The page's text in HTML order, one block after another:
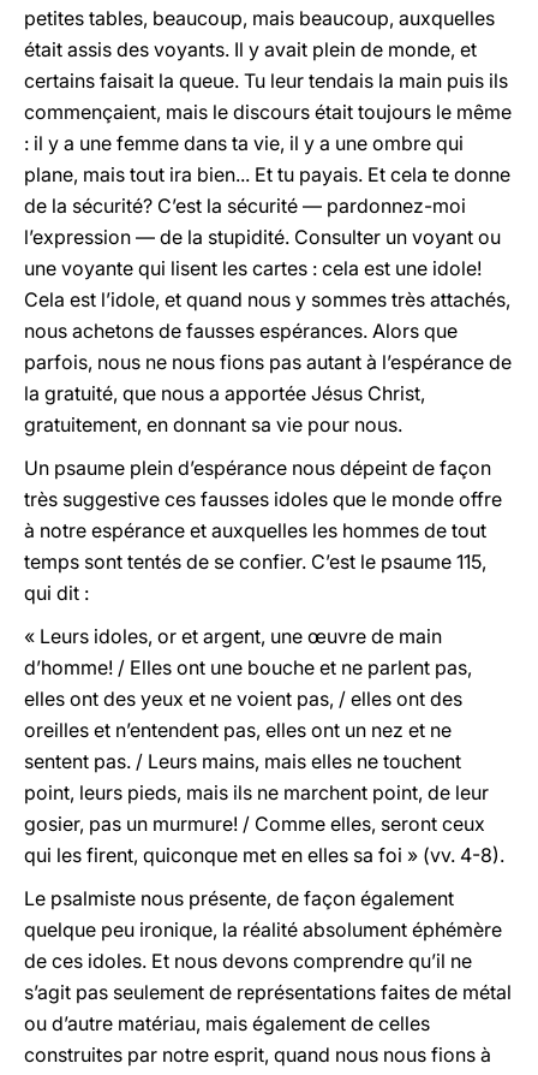
petites tables, beaucoup, mais beaucoup, auxquelles
était assis des voyants. Il y avait plein de monde, et
certains faisait la queue. Tu leur tendais la main puis ils
commençaient, mais le discours était toujours le même
: il y a une femme dans ta vie, il y a une ombre qui
plane, mais tout ira bien... Et tu payais. Et cela te donne
de la sécurité? C’est la sécurité — pardonnez-moi
l’expression — de la stupidité. Consulter un voyant ou
une voyante qui lisent les cartes : cela est une idole!
Cela est l’idole, et quand nous y sommes très attachés,
nous achetons de fausses espérances. Alors que
parfois, nous ne nous fions pas autant à l’espérance de
la gratuité, que nous a apportée Jésus Christ,
gratuitement, en donnant sa vie pour nous.
Un psaume plein d’espérance nous dépeint de façon
très suggestive ces fausses idoles que le monde offre
à notre espérance et auxquelles les hommes de tout
temps sont tentés de se confier. C’est le psaume 115,
qui dit :
« Leurs idoles, or et argent, une œuvre de main
d’homme! / Elles ont une bouche et ne parlent pas,
elles ont des yeux et ne voient pas, / elles ont des
oreilles et n’entendent pas, elles ont un nez et ne
sentent pas. / Leurs mains, mais elles ne touchent
point, leurs pieds, mais ils ne marchent point, de leur
gosier, pas un murmure! / Comme elles, seront ceux
qui les firent, quiconque met en elles sa foi » (vv. 4-8).
Le psalmiste nous présente, de façon également
quelque peu ironique, la réalité absolument éphémère
de ces idoles. Et nous devons comprendre qu’il ne
s’agit pas seulement de représentations faites de métal
ou d’autre matériau, mais également de celles
construites par notre esprit, quand nous nous fions à